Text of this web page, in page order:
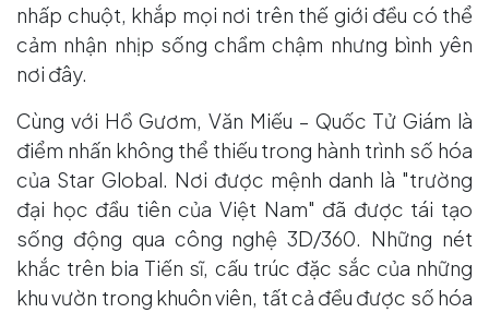
nhấp chuột, khắp mọi nơi trên thế giới đều có thể
cảm nhận nhịp sống chầm chậm nhưng bình yên
nơi đây.
Cùng với Hồ Gươm, Văn Miếu – Quốc Tử Giám là
điểm nhấn không thể thiếu trong hành trình số hóa
của Star Global. Nơi được mệnh danh là "trường
đại học đầu tiên của Việt Nam" đã được tái tạo
sống động qua công nghệ 3D/360. Những nét
khắc trên bia Tiến sĩ, cấu trúc đặc sắc của những
khu vườn trong khuôn viên, tất cả đều được số hóa